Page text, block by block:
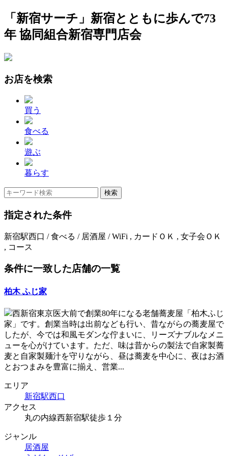
「新宿サーチ」新宿とともに歩んで73
年 協同組合新宿専門店会
お店を検索
買う
食べる
遊ぶ
暮らす
指定された条件
新宿駅西口 / 食べる / 居酒屋 / WiFi , カードＯＫ , 女子会ＯＫ
, コース
条件に一致した店舗の一覧
柏木 ふじ家
西新宿東京医大前で創業80年になる老舗蕎麦屋「柏木ふじ
家」です。創業当時は出前なども行い、昔ながらの蕎麦屋で
したが、今では和風モダンな佇まいに、リーズナブルなメニ
ューを心がけています。ただ、味は昔からの製法で自家製蕎
麦と自家製麺汁を守りながら、昼は蕎麦を中心に、夜はお酒
とおつまみを豊富に揃え、営業...
エリア
新宿駅西口
アクセス
丸の内線西新宿駅徒歩１分
ジャンル
居酒屋